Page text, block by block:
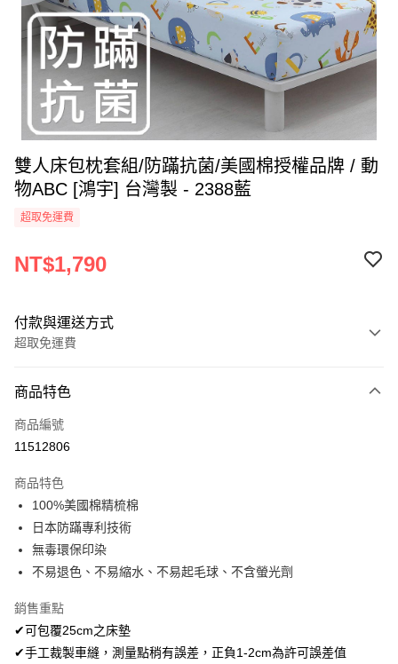
雙人床包枕套組/防蹣抗菌/美國棉授權品牌 / 動
物ABC [鴻宇] 台灣製 - 2388藍
超取免運費
NT$1,790
付款與運送方式
超取免運費
信用卡一次付款
超商取貨付款
Apple Pay
悠遊付
Google Pay
AFTEE先享後付
相關說明
AFTEE先享後付是「在收到商品之後才付款」的支付方式。 讓您購物簡單
ATM付款
商品特色
商品編號
11512806
商品特色
100%美國棉精梳棉
日本防蹣專利技術
無毒環保印染
不易退色、不易縮水、不易起毛球、不含螢光劑
銷售重點
✔可包覆25cm之床墊
✔手工裁製車縫，測量點稍有誤差，正負1-2cm為許可誤差值